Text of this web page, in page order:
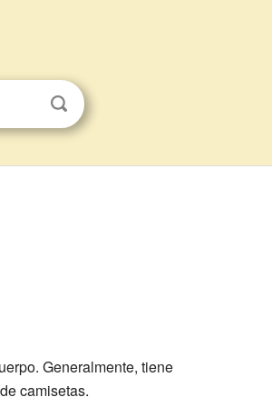
Generalmente, tiene
camisetas.